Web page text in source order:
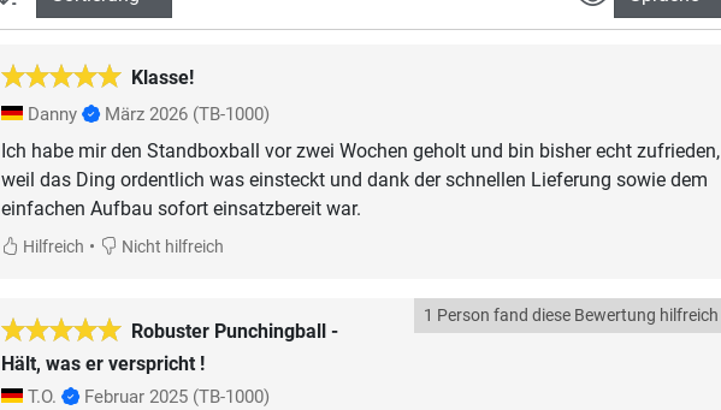
Klasse!
Danny März 2026 (TB-1000)
Ich habe mir den Standboxball vor zwei Wochen geholt und bin bisher echt zufrieden,
weil das Ding ordentlich was einsteckt und dank der schnellen Lieferung sowie dem
einfachen Aufbau sofort einsatzbereit war.
Hilfreich • Nicht hilfreich
Robuster Punchingball -
Hält, was er verspricht !
1 Person fand diese Bewertung hilfreich
T.O. Februar 2025 (TB-1000)